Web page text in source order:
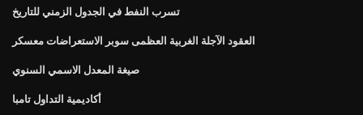
تسرب النفط في الجدول الزمني للتاريخ
العقود الآجلة الغربية العظمى سوبر الاستعراضات معسكر
صيغة المعدل الاسمي السنوي
أكاديمية التداول تامبا